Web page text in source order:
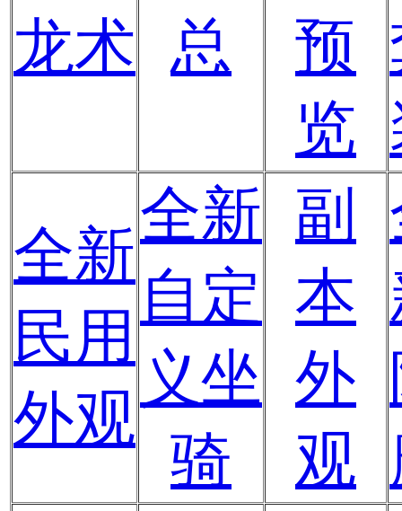
龙术 总
预
览
全新
民用
外观
全新
自定
义坐
骑
副
本
外
观